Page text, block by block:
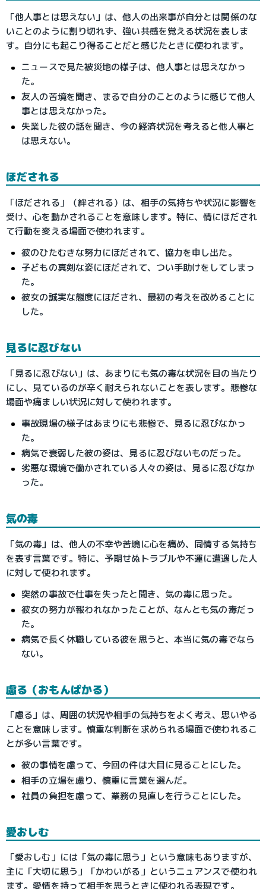
「他人事とは思えない」は、他人の出来事が自分とは関係のな
いことのように割り切れず、強い共感を覚える状況を表しま
す。自分にも起こり得ることだと感じたときに使われます。
ニュースで見た被災地の様子は、他人事とは思えなかっ
た。
友人の苦境を聞き、まるで自分のことのように感じて他人
事とは思えなかった。
失業した彼の話を聞き、今の経済状況を考えると他人事と
は思えない。
ほだされる
「ほだされる」（絆される）は、相手の気持ちや状況に影響を
受け、心を動かされることを意味します。特に、情にほだされ
て行動を変える場面で使われます。
彼のひたむきな努力にほだされて、協力を申し出た。
子どもの真剣な姿にほだされて、つい手助けをしてしまっ
た。
彼女の誠実な態度にほだされ、最初の考えを改めることに
した。
見るに忍びない
「見るに忍びない」は、あまりにも気の毒な状況を目の当たり
にし、見ているのが辛く耐えられないことを表します。悲惨な
場面や痛ましい状況に対して使われます。
事故現場の様子はあまりにも悲惨で、見るに忍びなかっ
た。
病気で衰弱した彼の姿は、見るに忍びないものだった。
劣悪な環境で働かされている人々の姿は、見るに忍びなか
った。
気の毒
「気の毒」は、他人の不幸や苦境に心を痛め、同情する気持ち
を表す言葉です。特に、予期せぬトラブルや不運に遭遇した人
に対して使われます。
突然の事故で仕事を失ったと聞き、気の毒に思った。
彼女の努力が報われなかったことが、なんとも気の毒だっ
た。
病気で長く休職している彼を思うと、本当に気の毒でなら
ない。
慮る（おもんぱかる）
「慮る」は、周囲の状況や相手の気持ちをよく考え、思いやる
ことを意味します。慎重な判断を求められる場面で使われるこ
とが多い言葉です。
彼の事情を慮って、今回の件は大目に見ることにした。
相手の立場を慮り、慎重に言葉を選んだ。
社員の負担を慮って、業務の見直しを行うことにした。
愛おしむ
「愛おしむ」には「気の毒に思う」という意味もありますが、
主に「大切に思う」「かわいがる」というニュアンスで使われ
ます。愛情を持って相手を思うときに使われる表現です。